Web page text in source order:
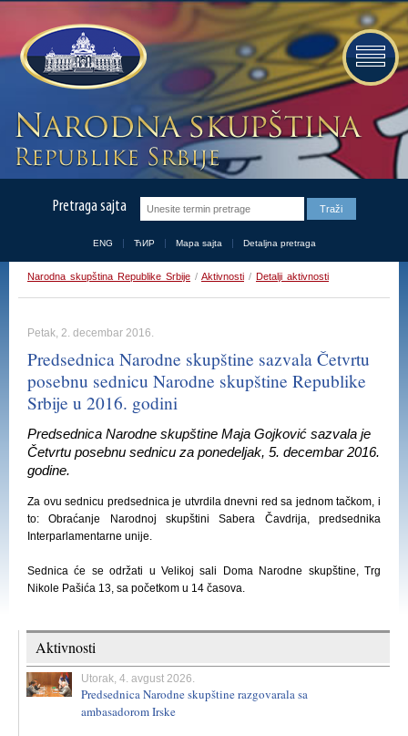
Pretraga sajta
ENG ЋИР Mapa sajta Detaljna pretraga
Narodna skupština Republike Srbije / Aktivnosti / Detalji aktivnosti
Petak, 2. decembar 2016.
Predsednica Narodne skupštine sazvala Četvrtu
posebnu sednicu Narodne skupštine Republike
Srbije u 2016. godini
Predsednica Narodne skupštine Maja Gojković sazvala je
Četvrtu posebnu sednicu za ponedeljak, 5. decembar 2016.
godine.
Za ovu sednicu predsednica je utvrdila dnevni red sa jednom tačkom, i
to: Obraćanje Narodnoj skupštini Sabera Čavdrija, predsednika
Interparlamentarne unije.
Sednica će se održati u Velikoj sali Doma Narodne skupštine, Trg
Nikole Pašića 13, sa početkom u 14 časova.
Aktivnosti
Utorak, 4. avgust 2026.
Predsednica Narodne skupštine razgovarala sa
ambasadorom Irske